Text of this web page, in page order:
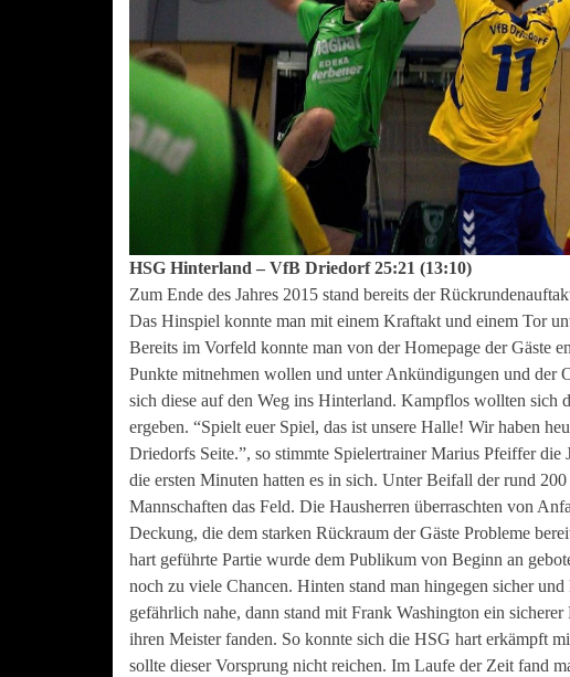
HSG Hinterland – VfB Driedorf 25:21 (13:10)
Zum Ende des Jahres 2015 stand bereits der
Das Hinspiel konnte man mit einem Kraftakt und einem Tor
Bereits im Vorfeld konnte man von der Homepage der Gäste
Punkte mitnehmen wollen und unter Ankündigungen und der
sich diese auf den Weg ins Hinterland. Kampflos wollten sich
ergeben. “Spielt euer Spiel, das ist unsere Halle! Wir haben
Driedorfs Seite.”, so stimmte Spielertrainer Marius Pfeiffer die
die ersten Minuten hatten es in sich. Unter Beifall der rund
Mannschaften das Feld. Die Hausherren überraschten von
Deckung, die dem starken Rückraum der Gäste Probleme
hart geführte Partie wurde dem Publikum von Beginn an
noch zu viele Chancen. Hinten stand man hingegen sicher
gefährlich nahe, dann stand mit Frank Washington ein
ihren Meister fanden. So konnte sich die HSG hart erkämpft
sollte dieser Vorsprung nicht reichen. Im Laufe der Zeit fand